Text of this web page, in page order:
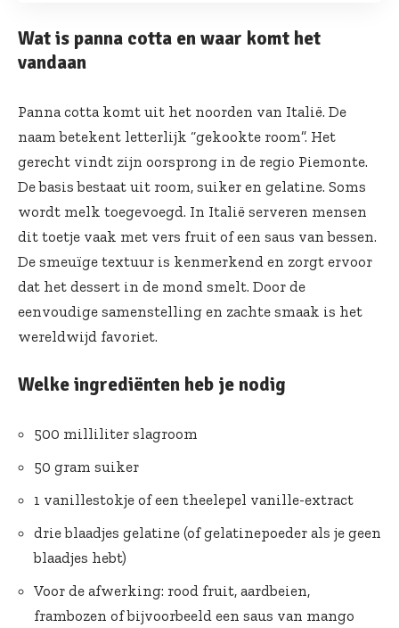
Wat is panna cotta en waar komt het
vandaan
Panna cotta komt uit het noorden van Italië. De
naam betekent letterlijk “gekookte room”. Het
gerecht vindt zijn oorsprong in de regio Piemonte.
De basis bestaat uit room, suiker en gelatine. Soms
wordt melk toegevoegd. In Italië serveren mensen
dit toetje vaak met vers fruit of een saus van bessen.
De smeuïge textuur is kenmerkend en zorgt ervoor
dat het dessert in de mond smelt. Door de
eenvoudige samenstelling en zachte smaak is het
wereldwijd favoriet.
Welke ingrediënten heb je nodig
500 milliliter slagroom
50 gram suiker
1 vanillestokje of een theelepel vanille-extract
drie blaadjes gelatine (of gelatinepoeder als je geen
blaadjes hebt)
Voor de afwerking: rood fruit, aardbeien,
frambozen of bijvoorbeeld een saus van mango